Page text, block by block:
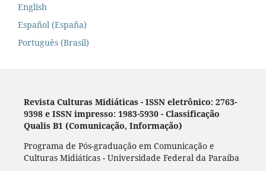
English
Español (España)
Português (Brasil)
Revista Culturas Midiáticas - ISSN eletrônico: 2763-
9398 e ISSN impresso: 1983-5930 - Classificação
Qualis B1 (Comunicação, Informação)
Programa de Pós-graduação em Comunicação e
Culturas Midiáticas - Universidade Federal da Paraíba